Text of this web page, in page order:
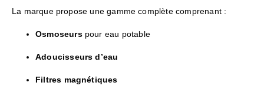
La marque propose une gamme complète comprenant :
Osmoseurspour eau potable
Adoucisseurs d’eau
Filtres magnétiques